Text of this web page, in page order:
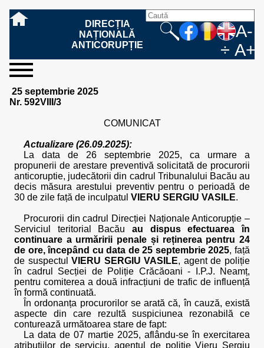
DIRECȚIA
NAȚIONALĂ
ANTICORUPȚIE
A-
÷ A+
sesizați-
ne
Ce
înseamnă
Cum
sesizați
Cum
este
Ce
trebuie
Fazele
procesului
Ce
urmează
de
corupție?
Care sunt
drepturile și
penal?
Cum
sprijiniți
despre
posibile
fapte de
corupție?
despre
noi
Cine
lucrează
Cu ce
se
Sursele
de
Structura
Conducerea
Structuri
teritoriale
Cadrul
legal
Resurse
financiare
Resurse
umane
Integritate
instituțională
rezultatele
noastre
Rapoarte
de
Hotărâri
penale
corupție
mass
media
Biroul de
informare
Comunicate
de presă
Model de
acreditare
Drept
la
Evenimente
informare
publică
Persoana
responsabilă
Model
solicitare
544/2001
Raportul
anual
544/2001
Legea
544/2001
Protecția
datelor
Modalități
de
oferit în
baza Legii
544/2001
cooperare
internațională
Programe
Evenimente
internaționale
Cadrul legal
internațional
25 septembrie 2025
Nr. 592VIII/3
COMUNICAT
Actualizare (26.09.2025):
La data de 26 septembrie 2025, ca urmare a
propunerii de arestare preventivă solicitată de procurorii
anticoruptie, judecătorii din cadrul Tribunalului Bacău au
decis măsura arestului preventiv pentru o perioadă de
30 de zile față de inculpatul VIERU SERGIU VASILE.
Procurorii din cadrul Direcției Naționale Anticorupție –
Serviciul teritorial Bacău au dispus efectuarea în
continuare a urmăririi penale și reținerea pentru 24
de ore, începând cu data de 25 septembrie 2025, față
de suspectulVIERU SERGIU VASILE, agent de poliție
în cadrul Secției de Poliție Crăcăoani - I.P.J. Neamț,
pentru comiterea a două infracțiuni de trafic de influență
în formă continuată.
În ordonanța procurorilor se arată că, în cauză, există
aspecte din care rezultă suspiciunea rezonabilă ce
conturează următoarea stare de fapt:
La data de 07 martie 2025, aflându-se în exercitarea
atribuțiilor de serviciu, agentul de poliție Vieru Sergiu